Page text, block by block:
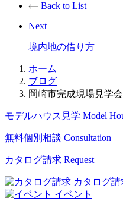
Back to List
Next
境内地の借り方
ホーム
ブログ
岡崎市完成現場見学会
モデルハウス見学 Model
無料個別相談 Consultation
カタログ請求 Request
カタログ請
イベント